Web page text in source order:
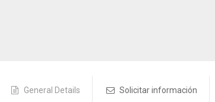
General Details Solicitar información